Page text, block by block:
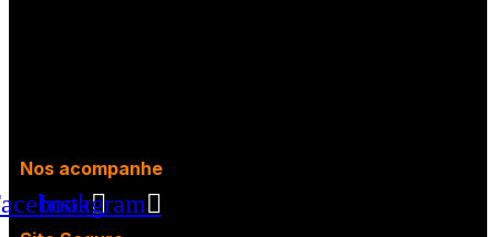
Nos acompanhe
Instagram